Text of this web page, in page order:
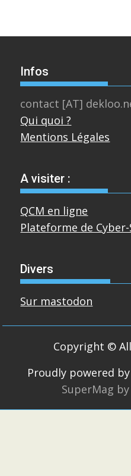
Infos
contact [AT]
Qui quoi ?
Mentions Légales
A visiter :
QCM en ligne
Plateforme de
Divers
Sur mastodon
Copyright ©
Proudly powered
SuperMag by